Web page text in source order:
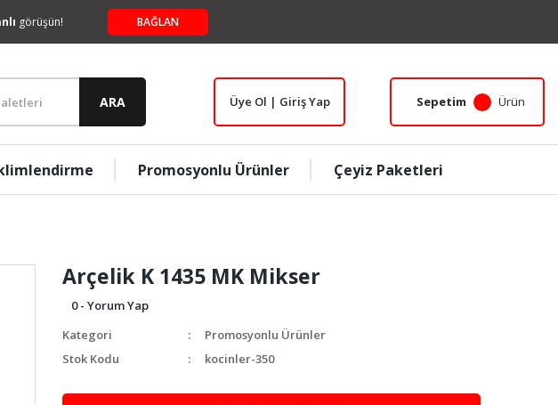
görüşün! BAĞLAN
ARA Üye Ol | Giriş Yap Sepetim Ürün
Promosyonlu Ürünler Çeyiz Paketleri
Arçelik K 1435 MK Mikser
0 - Yorum Yap
Kategori
Promosyonlu Ürünler
Stok Kodu
kocinler-350